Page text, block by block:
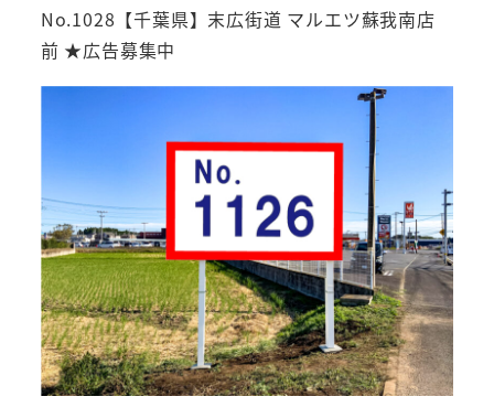
No.1028【千葉県】末広街道 マルエツ蘇我南店
前 ★広告募集中